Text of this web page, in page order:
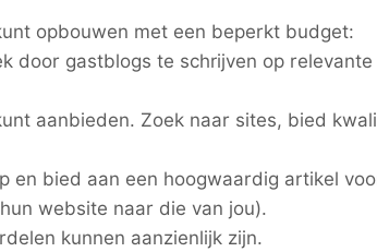
opbouwen met een beperkt budget:
door gastblogs te schrijven op
aanbieden. Zoek naar sites, bied
en bied aan een hoogwaardig artikel
website naar die van jou).
kunnen aanzienlijk zijn.